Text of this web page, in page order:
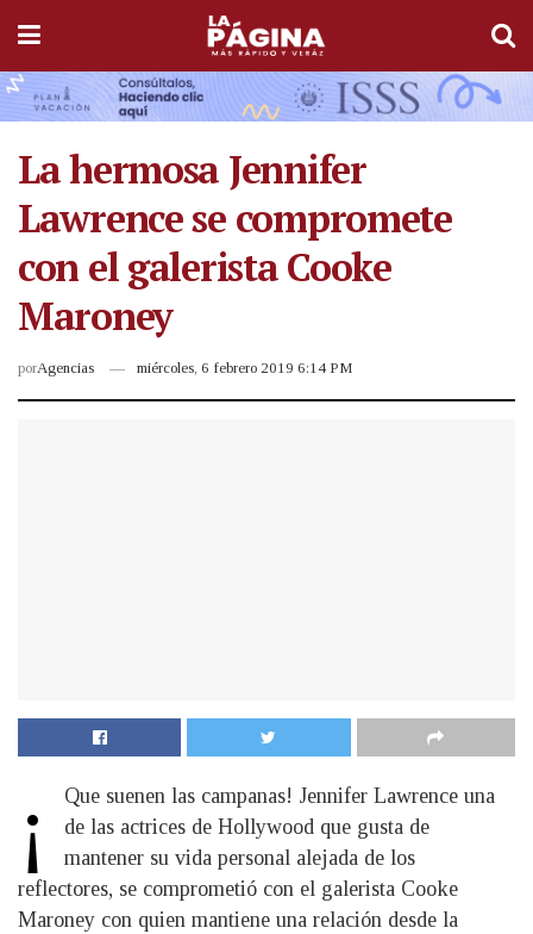
La hermosa Jennifer
Lawrence se compromete
con el galerista Cooke
Maroney
porAgencias miércoles, 6 febrero 2019 6:14 PM
¡
Que suenen las campanas! Jennifer Lawrence una
de las actrices de Hollywood que gusta de
mantener su vida personal alejada de los
reflectores, se comprometió con el galerista Cooke
Maroney con quien mantiene una relación desde la